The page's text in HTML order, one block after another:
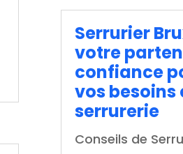
Serrurier
votre
confiance
vos besoins
serrurerie
Conseils de